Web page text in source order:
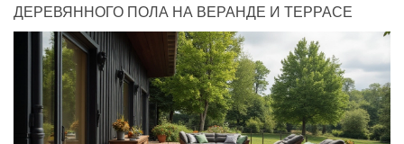
ДЕРЕВЯННОГО ПОЛА НА ВЕРАНДЕ И ТЕРРАСЕ